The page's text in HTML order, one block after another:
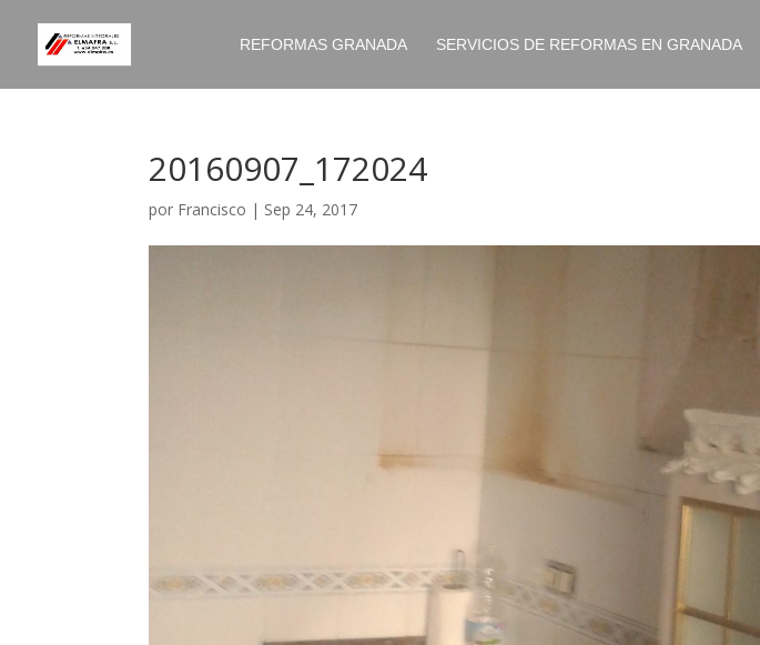
REFORMAS GRANADA SERVICIOS DE REFORMAS EN GRANADA
20160907_172024
por Francisco | Sep 24, 2017